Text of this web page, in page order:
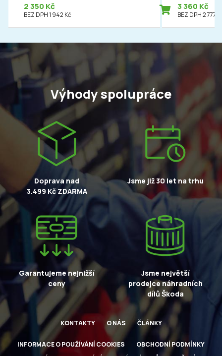
2 350 Kč
BEZ DPH 1 942 Kč
3 360 Kč
BEZ DPH 2 777
Výhody spolupráce
Doprava nad
3.499 Kč ZDARMA
Jsme již 30 let na trhu
Garantujeme nejnižší
ceny
Jsme největší
prodejce náhradních
dílů Škoda
KONTAKTY O NÁS ČLÁNKY
INFORMACE O POUŽÍVÁNÍ COOKIES
OBCHODNÍ PODMÍNKY